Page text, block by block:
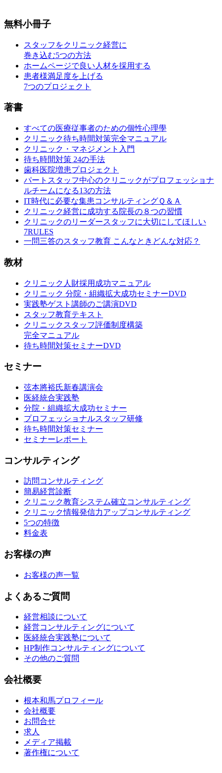
無料小冊子
スタッフをクリニック経営に
巻き込む5つの方法
ホームページで良い人材を採用する
患者様満足度を上げる
7つのプロジェクト
著書
すべての医療従事者のための個性心理學
クリニック待ち時間対策完全マニュアル
クリニック・マネジメント入門
待ち時間対策 24の手法
歯科医院増患プロジェクト
パートスタッフ中心のクリニックがプロフェッショナ
ルチームになる13の方法
IT時代に必要な集患コンサルティングＱ＆Ａ
クリニック経営に成功する院長の８つの習慣
クリニックのリーダースタッフに大切にしてほしい
7RULES
一問三答のスタッフ教育 こんなときどんな対応？
教材
クリニック人財採用成功マニュアル
クリニック 分院・組織拡大成功セミナーDVD
実践塾ゲスト講師のご講演DVD
スタッフ教育テキスト
クリニックスタッフ評価制度構築
完全マニュアル
待ち時間対策セミナーDVD
セミナー
弦本將裕氏新春講演会
医経統合実践塾
分院・組織拡大成功セミナー
プロフェッショナルスタッフ研修
待ち時間対策セミナー
セミナーレポート
コンサルティング
訪問コンサルティング
簡易経営診断
クリニック教育システム確立コンサルティング
クリニック情報発信力アップコンサルティング
5つの特徴
料金表
お客様の声
お客様の声一覧
よくあるご質問
経営相談について
経営コンサルティングについて
医経統合実践塾について
HP制作コンサルティングについて
その他のご質問
会社概要
根本和馬プロフィール
会社概要
お問合せ
求人
メディア掲載
著作権について